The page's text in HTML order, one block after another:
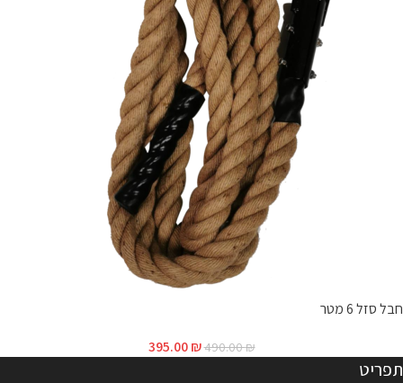
חבל סזל 6 מטר
490.00₪
395.00₪
תפריט